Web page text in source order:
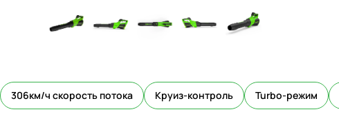
306км/ч скорость потока Круиз-контроль Turbo-режим